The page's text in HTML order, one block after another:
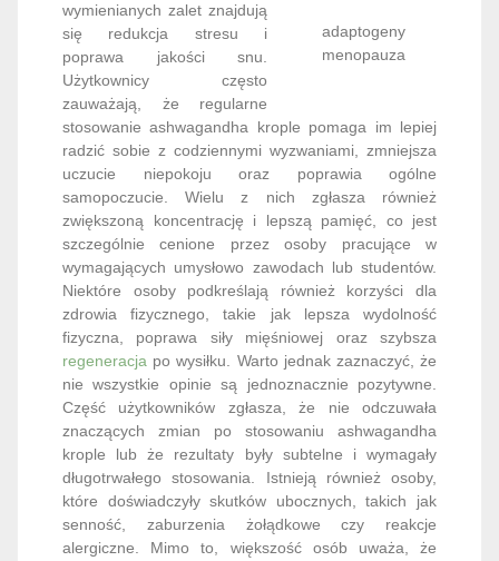
redukcja stresu i poprawa jakości snu. Użytkownicy
często zauważają, że regularne stosowanie
ashwagandha krople pomaga im lepiej radzić sobie z
codziennymi wyzwaniami, zmniejsza uczucie
niepokoju oraz poprawia ogólne samopoczucie.
Wielu z nich zgłasza również zwiększoną
koncentrację i lepszą pamięć, co jest szczególnie
cenione przez osoby pracujące w wymagających
umysłowo zawodach lub studentów. Niektóre osoby
podkreślają również korzyści dla zdrowia fizycznego,
takie jak lepsza wydolność fizyczna, poprawa siły
mięśniowej oraz szybszaregeneracjapo wysiłku.
Warto jednak zaznaczyć, że nie wszystkie opinie są
jednoznacznie pozytywne. Część użytkowników
zgłasza, że nie odczuwała znaczących zmian po
stosowaniu ashwagandha krople lub że rezultaty były
subtelne i wymagały długotrwałego stosowania.
Istnieją również osoby, które doświadczyły skutków
ubocznych, takich jak senność, zaburzenia
żołądkowe czy reakcje alergiczne. Mimo to,
większość osób uważa, że korzyści przeważają nad
potencjalnymi negatywnymi efektami. Warto również
zauważyć, że opinie mogą się różnić w zależności od
marki oraz jakości stosowanego ekstraktu, co